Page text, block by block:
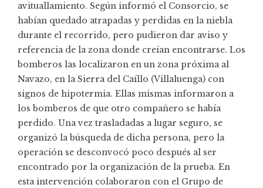
avituallamiento. Según informó el Consorcio, se
habían quedado atrapadas y perdidas en la niebla
durante el recorrido, pero pudieron dar aviso y
referencia de la zona donde creían encontrarse. Los
bomberos las localizaron en un zona próxima al
Navazo, en la Sierra del Caíllo (Villaluenga) con
signos de hipotermia. Ellas mismas informaron a
los bomberos de que otro compañero se había
perdido. Una vez trasladadas a lugar seguro, se
organizó la búsqueda de dicha persona, pero la
operación se desconvocó poco después al ser
encontrado por la organización de la prueba. En
esta intervención colaboraron con el Grupo de